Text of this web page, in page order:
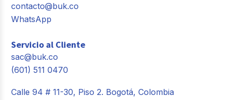
contacto@buk.co
WhatsApp
Servicio al Cliente
sac@buk.co
(601) 511 0470
Calle 94 # 11-30, Piso 2. Bogotá, Colombia